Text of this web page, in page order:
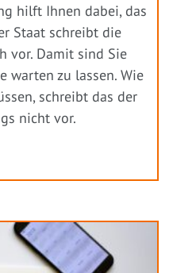
hilft Ihnen dabei, das
Staat schreibt die
vor. Damit sind Sie
warten zu lassen. Wie
schreibt das der
nicht vor.